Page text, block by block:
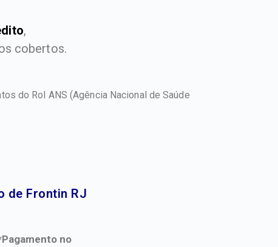
,
cobertos.
do Rol ANS(Agência Nacional de Saúde
de Frontin RJ​
no